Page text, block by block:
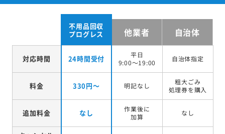
不用品回収
プログレス
他業者 自治体
対応時間 24時間受付
平日
9:00～19:00
自治体指定
料金 330円～ 明記なし
粗大ごみ
処理券を購入
追加料金 なし
作業後に
加算
なし